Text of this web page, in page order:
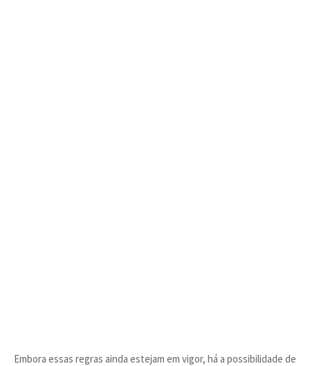
Embora essas regras ainda estejam em vigor, há a possibilidade de